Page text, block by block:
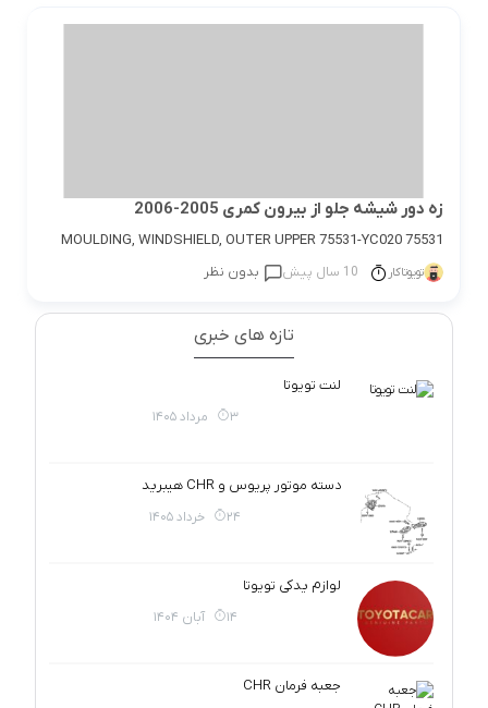
زه دور شیشه جلو از بیرون کمری 2005-2006
75531 MOULDING, WINDSHIELD, OUTER UPPER 75531-YC020
تویوتاکار 10 سال پیش بدون نظر
تازه های خبری
لنت تویوتا
3 مرداد 1405
دسته موتور پریوس و CHR هیبرید
24 خرداد 1405
لوازم یدکی تویوتا
14 آبان 1404
جعبه فرمان CHR